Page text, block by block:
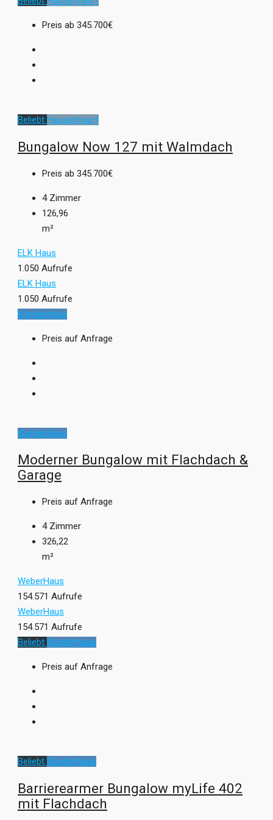
Preis ab 345.700€
Beliebt Hausentwurf
Bungalow Now 127 mit Walmdach
Preis ab 345.700€
4 Zimmer
126,96
m²
ELK Haus
1.050 Aufrufe
ELK Haus
1.050 Aufrufe
Kundenhaus
Preis auf Anfrage
Kundenhaus
Moderner Bungalow mit Flachdach &
Garage
Preis auf Anfrage
4 Zimmer
326,22
m²
WeberHaus
154.571 Aufrufe
WeberHaus
154.571 Aufrufe
Beliebt Kundenhaus
Preis auf Anfrage
Beliebt Kundenhaus
Barrierearmer Bungalow myLife 402
mit Flachdach